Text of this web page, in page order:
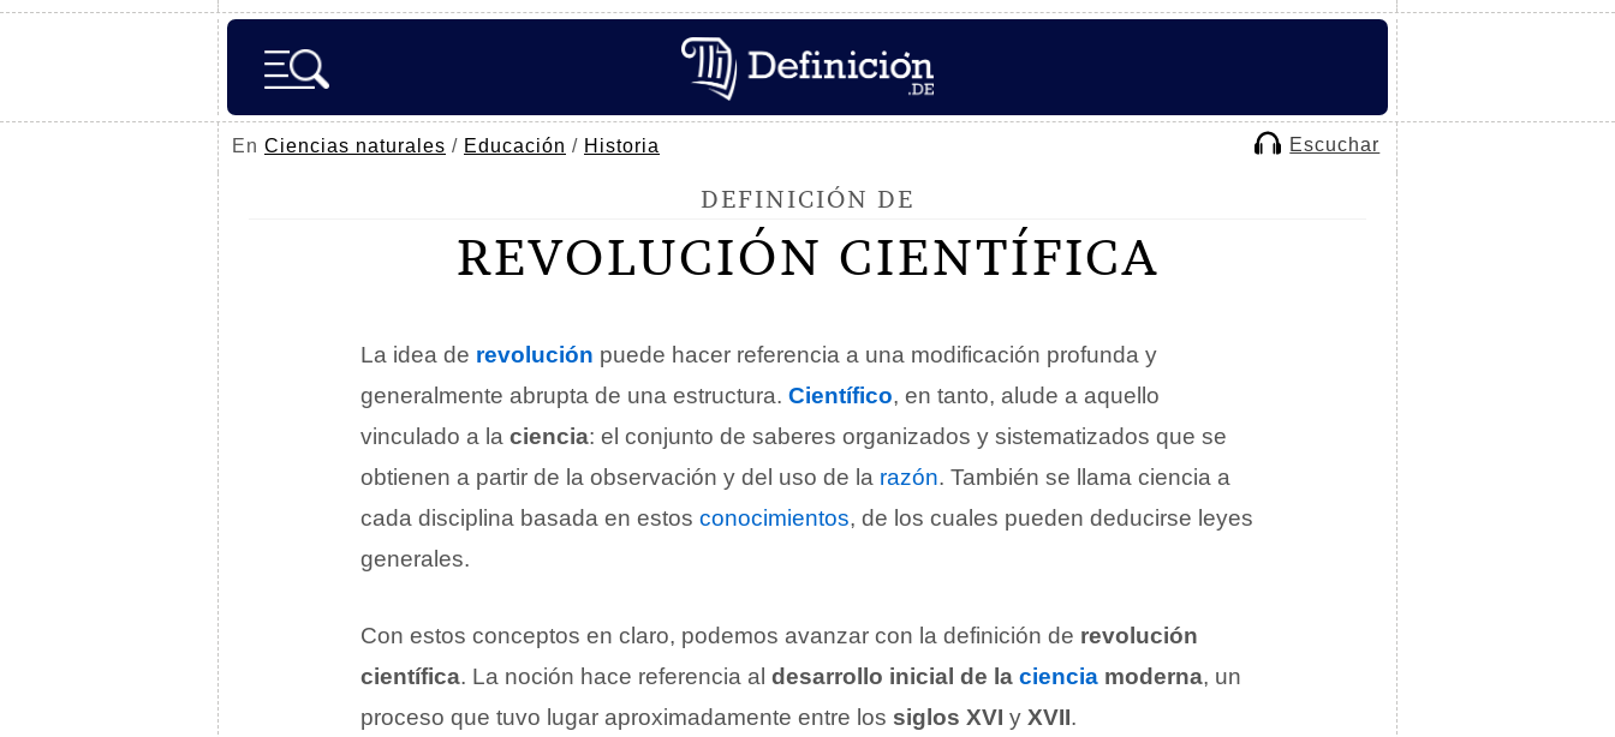
En Ciencias naturales / Educación / Historia Escuchar
DEFINICIÓN DE
REVOLUCIÓN CIENTÍFICA
La idea de revolución puede hacer referencia a una modificación profunda y
generalmente abrupta de una estructura. Científico, en tanto, alude a aquello
vinculado a la ciencia: el conjunto de saberes organizados y sistematizados que se
obtienen a partir de la observación y del uso de la razón. También se llama ciencia a
cada disciplina basada en estos conocimientos, de los cuales pueden deducirse leyes
generales.
Con estos conceptos en claro, podemos avanzar con la definición de revolución
científica. La noción hace referencia al desarrollo inicial de la ciencia moderna, un
proceso que tuvo lugar aproximadamente entre los siglos XVI y XVII.